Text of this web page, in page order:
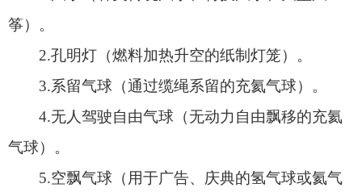
三、管控措施
（一）禁飞时段及区域内禁止任何单位、组织
和个人从事“低慢小”航空器及空飘物体育、娱乐、
广告性等飞行活动。
（二）特殊任务豁免：应急救援、警务执勤等